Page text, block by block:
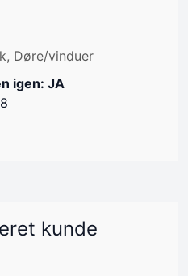
Døre/vinduer
igen: JA
kunde